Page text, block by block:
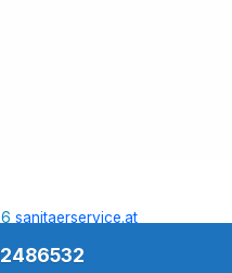
sanitaerservice.at